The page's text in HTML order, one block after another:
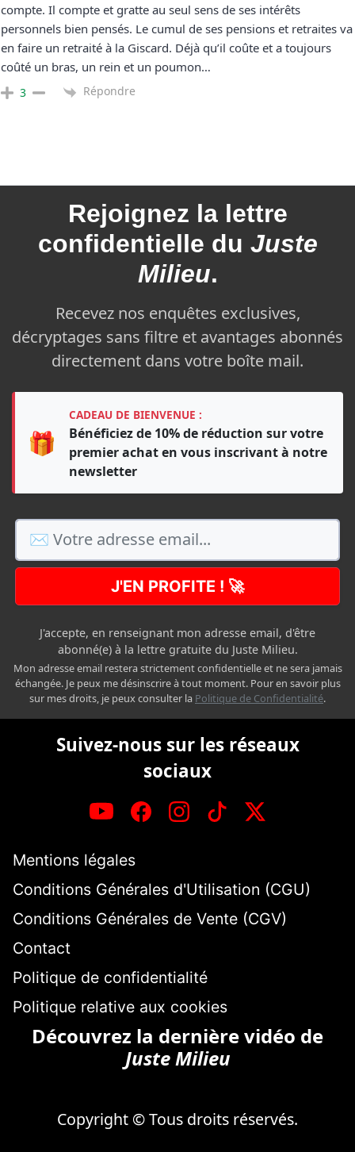
compte. Il compte et gratte au seul sens de ses intérêts
personnels bien pensés. Le cumul de ses pensions et retraites va
en faire un retraité à la Giscard. Déjà qu’il coûte et a toujours
coûté un bras, un rein et un poumon…
3 Répondre
Rejoignez la lettre
confidentielle du Juste
Milieu.
Recevez nos enquêtes exclusives,
décryptages sans filtre et avantages abonnés
directement dans votre boîte mail.
🎁
CADEAU DE BIENVENUE :
Bénéficiez de 10% de réduction sur votre
premier achat en vous inscrivant à notre
newsletter
J'EN PROFITE ! 🚀
J'accepte, en renseignant mon adresse email, d'être
abonné(e) à la lettre gratuite du Juste Milieu.
Mon adresse email restera strictement confidentielle et ne sera jamais
échangée. Je peux me désinscrire à tout moment. Pour en savoir plus
sur mes droits, je peux consulter la Politique de Confidentialité.
Suivez-nous sur les réseaux
sociaux
Mentions légales
Conditions Générales d'Utilisation (CGU)
Conditions Générales de Vente (CGV)
Contact
Politique de confidentialité
Politique relative aux cookies
Découvrez la dernière vidéo de
Juste Milieu
Copyright © Tous droits réservés.